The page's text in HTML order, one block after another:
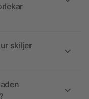
skiljer